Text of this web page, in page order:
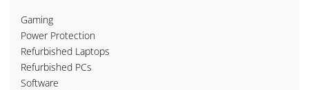
Gaming
Power Protection
Refurbished Laptops
Refurbished PCs
Software